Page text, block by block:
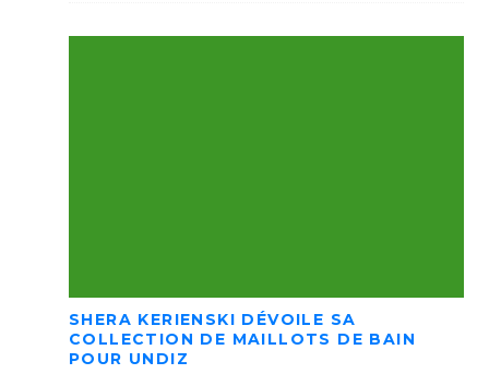
SHERA KERIENSKI DÉVOILE SA
COLLECTION DE MAILLOTS DE BAIN
POUR UNDIZ